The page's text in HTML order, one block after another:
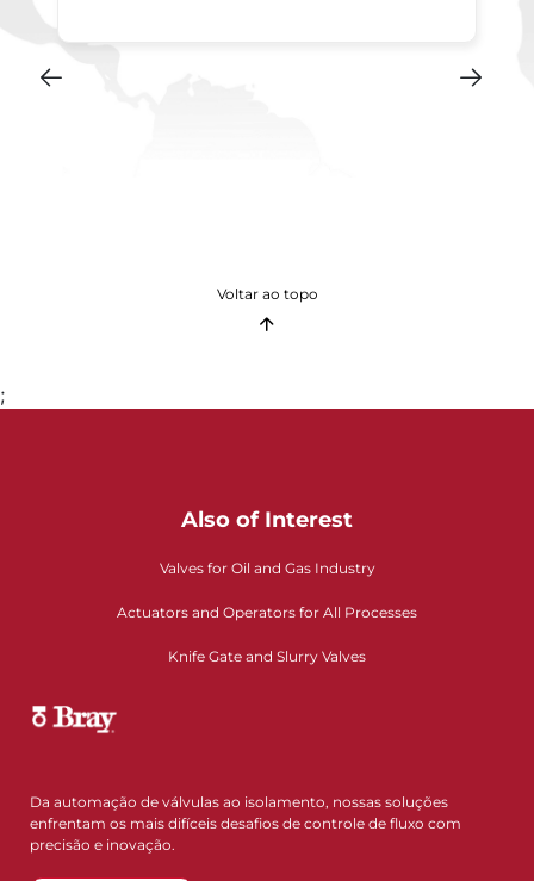
Voltar ao topo
;
Also of Interest
Valves for Oil and Gas Industry
Actuators and Operators for All Processes
Knife Gate and Slurry Valves
Da automação de válvulas ao isolamento, nossas soluções
enfrentam os mais difíceis desafios de controle de fluxo com
precisão e inovação.